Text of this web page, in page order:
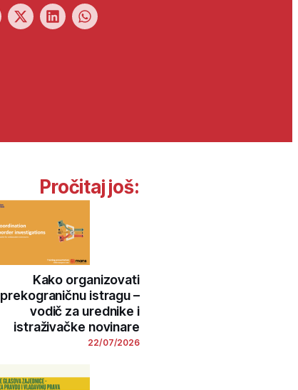
Pročitaj još:
Kako organizovati
prekograničnu istragu –
vodič za urednike i
istraživačke novinare
22/07/2026